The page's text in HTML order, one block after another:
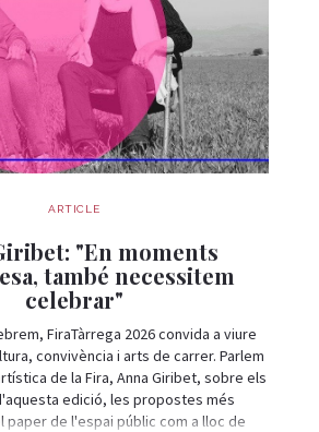
ARTICLE
"En moments
també necessitem
celebrar"
FiraTàrrega 2026 convida a viure
convivència i arts de carrer. Parlem
de la Fira, Anna Giribet, sobre els
edició, les propostes més
paper de l'espai públic com a lloc de